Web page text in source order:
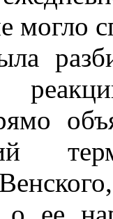
могло